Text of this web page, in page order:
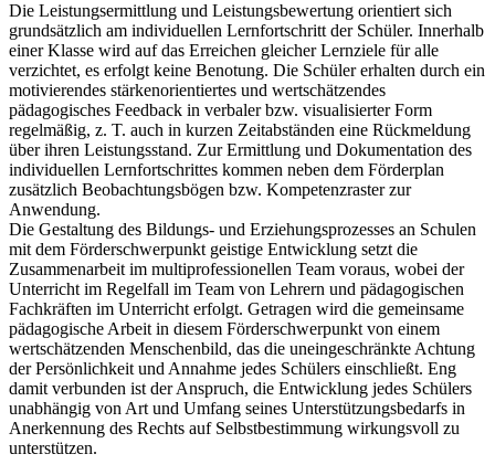
Die Leistungsermittlung und Leistungsbewertung orientiert sich
grundsätzlich am individuellen Lernfortschritt der Schüler. Innerhalb
einer Klasse wird auf das Erreichen gleicher Lernziele für alle
verzichtet, es erfolgt keine Benotung. Die Schüler erhalten durch ein
motivierendes stärkenorientiertes und wertschätzendes
pädagogisches Feedback in verbaler bzw. visualisierter Form
regelmäßig, z. T. auch in kurzen Zeitabständen eine Rückmeldung
über ihren Leistungsstand. Zur Ermittlung und Dokumentation des
individuellen Lernfortschrittes kommen neben dem Förderplan
zusätzlich Beobachtungsbögen bzw. Kompetenzraster zur
Anwendung.
Die Gestaltung des Bildungs- und Erziehungsprozesses an Schulen
mit dem Förderschwerpunkt geistige Entwicklung setzt die
Zusammenarbeit im multiprofessionellen Team voraus, wobei der
Unterricht im Regelfall im Team von Lehrern und pädagogischen
Fachkräften im Unterricht erfolgt. Getragen wird die gemeinsame
pädagogische Arbeit in diesem Förderschwerpunkt von einem
wertschätzenden Menschenbild, das die uneingeschränkte Achtung
der Persönlichkeit und Annahme jedes Schülers einschließt. Eng
damit verbunden ist der Anspruch, die Entwicklung jedes Schülers
unabhängig von Art und Umfang seines Unterstützungsbedarfs in
Anerkennung des Rechts auf Selbstbestimmung wirkungsvoll zu
unterstützen.